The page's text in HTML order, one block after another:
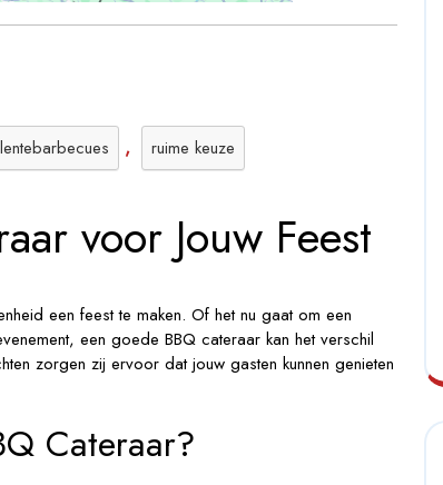
lentebarbecues , ruime keuze
voor Jouw Feest
een feest te maken. Of het nu gaat om een
een goede BBQ cateraar kan het verschil
zorgen zij ervoor dat jouw gasten kunnen genieten
Cateraar?